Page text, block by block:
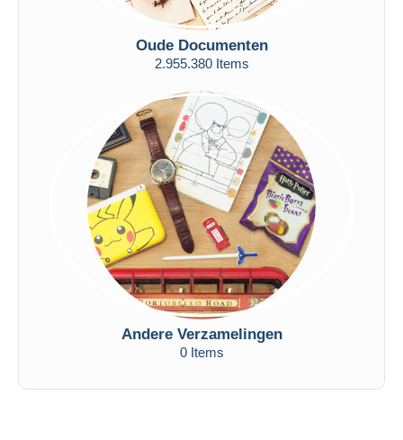
Oude Documenten
2.955.380 Items
Andere Verzamelingen
0 Items